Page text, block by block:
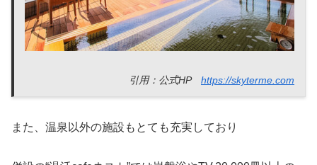
引用：公式HP https://skyterme.com
また、温泉以外の施設もとても充実しており